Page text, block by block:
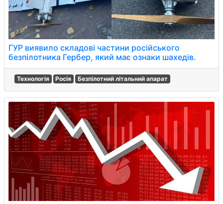
ГУР виявило складові частини російського
безпілотника Гербер, який має ознаки шахедів.
Технологія Росія Безпілотний літальний апарат